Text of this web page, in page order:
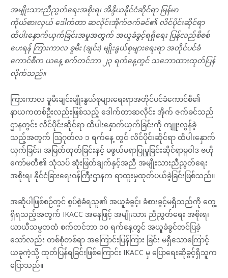
အမျိုးသားညီညွတ်ရေးအစိုးရ၊ အိန္ဒိယနိုင်ငံဆိုင်ရာ မြန်မာ
ကိုယ်စားလှယ် ဒေါက်တာ ဆလိုင်းအိုက်ဇက်ခင်၏ လိင်ပိုင်းဆိုင်ရာ
ထိပါးနှောက်ယှက်ခြင်းအမှုအတွက် အယူခံခွင့်ရရှိ‌ရေး ပြန်လည်စိစစ်
ပေးရန် ကြားကာလ ခူမီး (ချင်း) မျိုးနွယ်စုများရေးရာ အတိုင်ပင်ခံ
ကောင်စီက ယနေ့ စက်တင်ဘာ ၂၃ ရက်နေ့တွင် သဘောထားထုတ်ပြန်
လိုက်သည်။
ကြားကာလ ခူမီးချင်းမျိုးနွယ်စုများရေးရာအတိုင်ပင်ခံကောင်စီ၏
နာယကတစ်ဦးလည်းဖြစ်သည့် ဒေါက်တာဆလိုင်း အိုက် ဇက်ခင်သည်
ဌာနတွင်း လိင်ပိုင်းဆိုင်ရာ ထိပါးနှောက်ယှက်ခြင်းကို ကျူးလွန်ခဲ့
သည့်အတွက် ဩဂုတ်လ ၁ ရက်နေ့ တွင် လိင်ပိုင်းဆိုင်ရာ ထိပါးနှောက်
ယှက်ခြင်း၊ အမြတ်ထုတ်ခြင်းနှင့် မဖွယ်မရာပြုမှုခြင်းဆိုင်ရာမူဝါဒ ဗဟို
ကော်မတီ၏ သုံသပ် ဆုံးဖြတ်ချက်နှင့်အညီ အမျိုးသားညီညွတ်ရေး
အစိုးရ၊ နိုင်ငံခြားရေးဝန်ကြီးဌာနက ရာထူးမှထုတ်ပယ်ခဲ့ခြင်းဖြစ်သည်။
အဆိုပါဖြစ်စဉ်တွင် စွပ်စွဲခံရသူ၏ အယူခံခွင့်၊ ခံစားခွင့်မရှိသည်ကို တွေ့
ရှိရသည့်အတွက် IKACC အနေဖြင့် အမျိုးသား ညီညွတ်ရေး အစိုးရ၊
ယာယီသမ္မတထံ စက်တင်ဘာ ၁၀ ရက်နေ့တွင် အယူခံခွင်တင်ပြခဲ့
သော်လည်း တစ်စုံတစ်ရာ အကြောင်းပြန်ကြား ခြင်း မရှိသောကြောင့်
ယခုကဲ့သို့ ထုတ်ပြန်ရခြင်းဖြစ်ကြောင်း IKACC မှ ပြောရေးဆိုခွင့်ရှိသူက
ပြောသည်။